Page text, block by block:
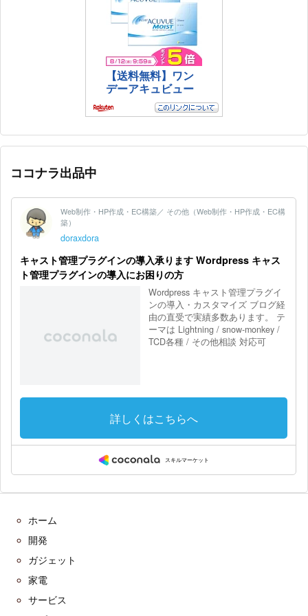
ココナラ出品中
ホーム
開発
ガジェット
家電
サービス